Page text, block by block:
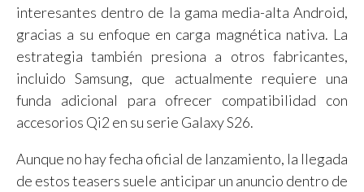
interesantes dentro de la gama media-alta Android,
gracias a su enfoque en carga magnética nativa. La
estrategia también presiona a otros fabricantes,
incluido Samsung, que actualmente requiere una
funda adicional para ofrecer compatibilidad con
accesorios Qi2 en su serie Galaxy S26.
Aunque no hay fecha oficial de lanzamiento, la llegada
de estos teasers suele anticipar un anuncio dentro de